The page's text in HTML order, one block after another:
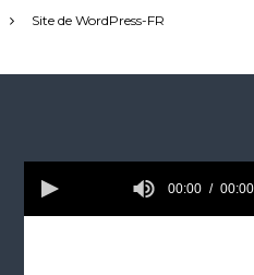
Site de WordPress-FR